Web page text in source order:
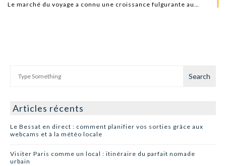
Le marché du voyage a connu une croissance fulgurante au…
Articles récents
Le Bessat en direct : comment planifier vos sorties grâce aux
webcams et à la météo locale
Visiter Paris comme un local : itinéraire du parfait nomade
urbain